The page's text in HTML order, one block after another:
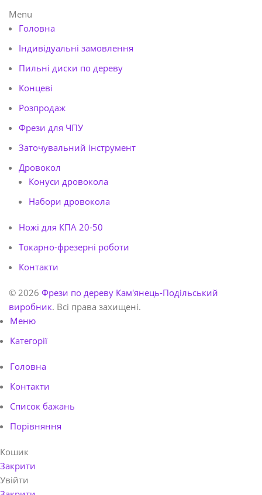
Menu
Головна
Індивідуальні замовлення
Пильні диски по дереву
Концеві
Розпродаж
Фрези для ЧПУ
Заточувальний інструмент
Дровокол
Конуси дровокола
Набори дровокола
Ножі для КПА 20-50
Токарно-фрезерні роботи
Контакти
© 2026 Фрези по дереву Кам'янець-Подільський
виробник. Всі права захищені.
Меню
Категорії
Головна
Контакти
Список бажань
Порівняння
Кошик
Закрити
Увійти